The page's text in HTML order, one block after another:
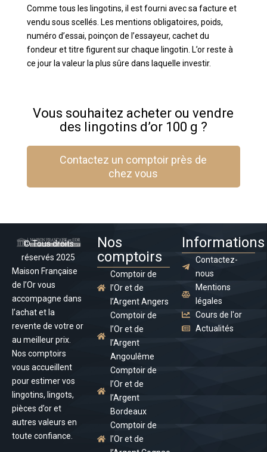
Comme tous les lingotins, il est fourni avec sa facture et
vendu sous scellés. Les mentions obligatoires, poids,
numéro d’essai, poinçon de l’essayeur, cachet du
fondeur et titre figurent sur chaque lingotin. L’or reste à
ce jour la valeur la plus sûre dans laquelle investir.
Vous souhaitez acheter ou vendre
des lingotins d’or 100 g ?
Contactez un comptoir près de
chez vous
© Tous droits
réservés 2025
Maison Française
de l’Or vous
accompagne dans
l’achat et la
revente de votre or
au meilleur prix.
Nos comptoirs
vous accueillent
pour estimer vos
lingotins, lingots,
pièces d’or et
autres valeurs en
toute confiance.
Nos
comptoirs
Comptoir de
l’Or et de
l’Argent Angers
Comptoir de
l’Or et de
l’Argent
Angoulême
Comptoir de
l’Or et de
l’Argent
Bordeaux
Comptoir de
l’Or et de
Informations
Contactez-
nous
Mentions
légales
Cours de l'or
Actualités